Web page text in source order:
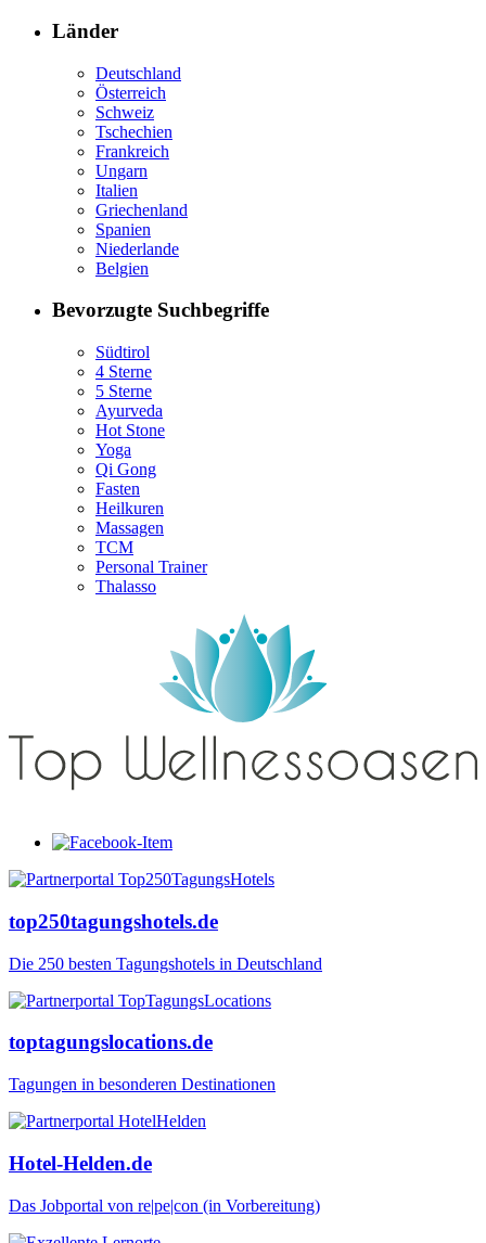
Länder
Deutschland
Österreich
Schweiz
Tschechien
Frankreich
Ungarn
Italien
Griechenland
Spanien
Niederlande
Belgien
Bevorzugte Suchbegriffe
Südtirol
4 Sterne
5 Sterne
Ayurveda
Hot Stone
Yoga
Qi Gong
Fasten
Heilkuren
Massagen
TCM
Personal Trainer
Thalasso
top250tagungshotels.de
Die 250 besten Tagungshotels in Deutschland
toptagungslocations.de
Tagungen in besonderen Destinationen
Hotel-Helden.de
Das Jobportal von re|pe|con (in Vorbereitung)